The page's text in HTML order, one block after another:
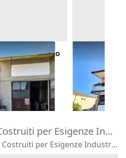
ad uso
Asta
Zevio
120.180 €
29/09/2026
Aste di Fabbricati Costruiti per Esigenze Industriali Cinto Euganeo
1 Annunci di Fabbricati Costruiti per Esigenze Industriali - Cinto Euganeo